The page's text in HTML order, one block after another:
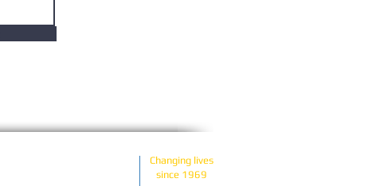
Changing lives
since 1969